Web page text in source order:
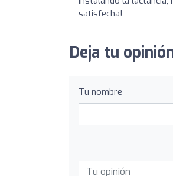
satisfecha!
Deja tu
Tu nombre